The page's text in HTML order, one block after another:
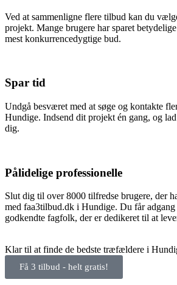
Ved at sammenligne flere tilbud kan du
projekt. Mange brugere har sparet
mest konkurrencedygtige bud.
Spar tid
Undgå besværet med at søge og kontakte
Hundige. Indsend dit projekt én gang, og
dig.
Pålidelige professionelle
Slut dig til over 8000 tilfredse brugere, der
med faa3tilbud.dk i Hundige. Du får
godkendte fagfolk, der er dedikeret til at
Klar til at finde de bedste træfældere i
Få 3 tilbud - helt gratis!